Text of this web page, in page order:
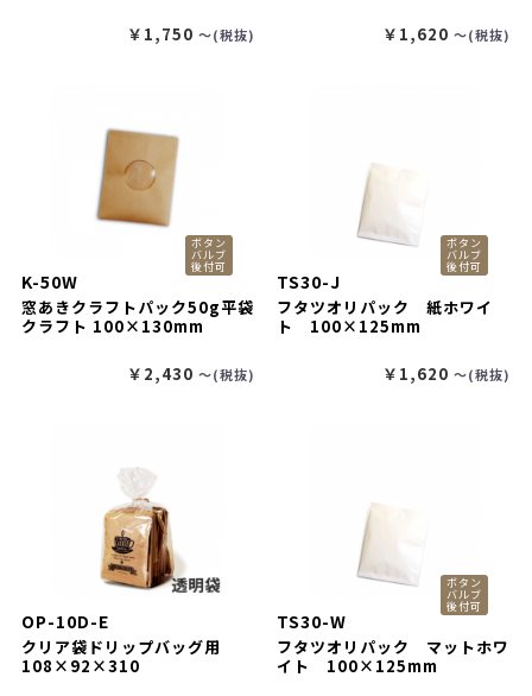
￥1,750 〜(税抜) ￥1,620 〜(税抜)
ボタン
バルブ
後付可
K-50W
窓あきクラフトパック50g平袋
クラフト 100×130mm
￥2,430 〜(税抜)
ボタン
バルブ
後付可
TS30-J
フタツオリパック 紙ホワイ
ト 100×125mm
￥1,620 〜(税抜)
OP-10D-E
クリア袋ドリップバッグ用
108×92×310
ボタン
バルブ
後付可
TS30-W
フタツオリパック マットホワ
イト 100×125mm